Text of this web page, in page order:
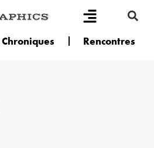
Chroniques Rencontres